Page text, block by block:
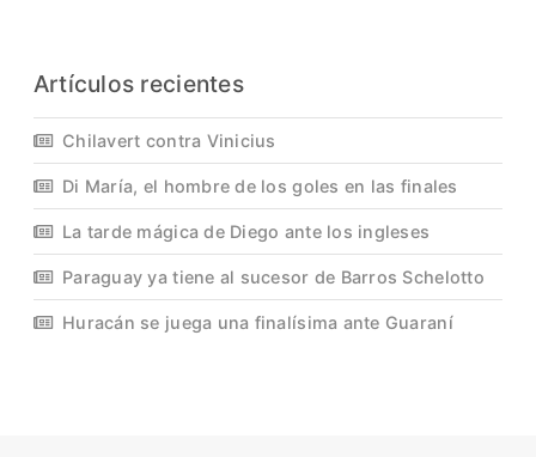
Artículos recientes
Chilavert contra Vinicius
Di María, el hombre de los goles en las finales
La tarde mágica de Diego ante los ingleses
Paraguay ya tiene al sucesor de Barros Schelotto
Huracán se juega una finalísima ante Guaraní